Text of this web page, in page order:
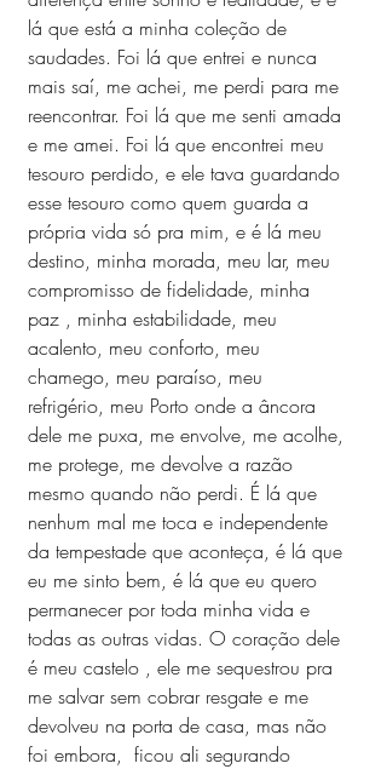
lá que está a minha coleção de
saudades. Foi lá que entrei e nunca
mais saí, me achei, me perdi para me
reencontrar. Foi lá que me senti amada
e me amei. Foi lá que encontrei meu
tesouro perdido, e ele tava guardando
esse tesouro como quem guarda a
própria vida só pra mim, e é lá meu
destino, minha morada, meu lar, meu
compromisso de fidelidade, minha
paz , minha estabilidade, meu
acalento, meu conforto, meu
chamego, meu paraíso, meu
refrigério, meu Porto onde a âncora
dele me puxa, me envolve, me acolhe,
me protege, me devolve a razão
mesmo quando não perdi. É lá que
nenhum mal me toca e independente
da tempestade que aconteça, é lá que
eu me sinto bem, é lá que eu quero
permanecer por toda minha vida e
todas as outras vidas. O coração dele
é meu castelo , ele me sequestrou pra
me salvar sem cobrar resgate e me
devolveu na porta de casa, mas não
foi embora,  ficou ali segurando